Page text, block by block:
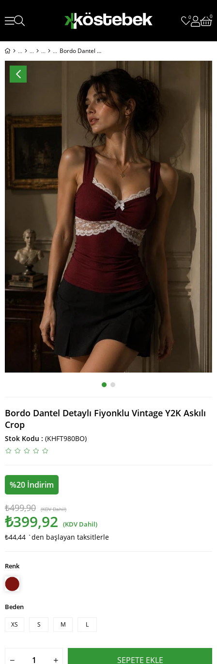
0 0
Bordo Dantel Detaylı Fiyonklu Vintage Y2K Askılı Crop
Bordo Dantel Detaylı Fiyonklu Vintage Y2K Askılı
Crop
Stok Kodu (KHFT980BO)
%20 İndirim
₺499,90 (KDV Dahil)
₺399,92 (KDV Dahil)
₺44,44 `den başlayan taksitlerle
Renk
Beden
XS S M L